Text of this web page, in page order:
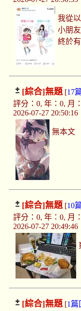
我從
小朋
終於
[綜合]無題[17
評分：0, 年：0, 月
2026-07-27 20:50:16
無本文
[綜合]無題[10
評分：0, 年：0, 月
2026-07-27 20:49:46
[綜合]無題[1篇